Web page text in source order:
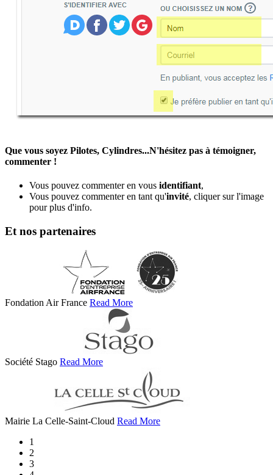
Que vous soyez Pilotes, Cylindres...N'hésitez pas à témoigner,
commenter !
Vous pouvez commenter en vous identifiant,
Vous pouvez commenter en tant qu'invité, cliquer sur l'image
pour plus d'info.
Et nos partenaires
Fondation Air France Read More
Société Stago Read More
Mairie La Celle-Saint-Cloud Read More
1
2
3